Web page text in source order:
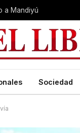
a Mandiyú
Sociedad